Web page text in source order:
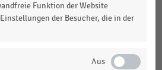
Funktion der Website
der Besucher, die in der